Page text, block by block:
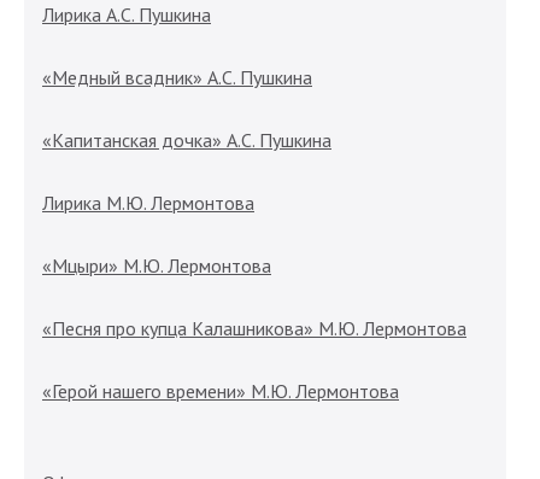
Лирика А.С. Пушкина
«Медный всадник» А.С. Пушкина
«Капитанская дочка» А.С. Пушкина
Лирика М.Ю. Лермонтова
«Мцыри» М.Ю. Лермонтова
«Песня про купца Калашникова» М.Ю. Лермонтова
«Герой нашего времени» М.Ю. Лермонтова